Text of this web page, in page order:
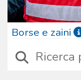
Borse e zaini
collaborazione con